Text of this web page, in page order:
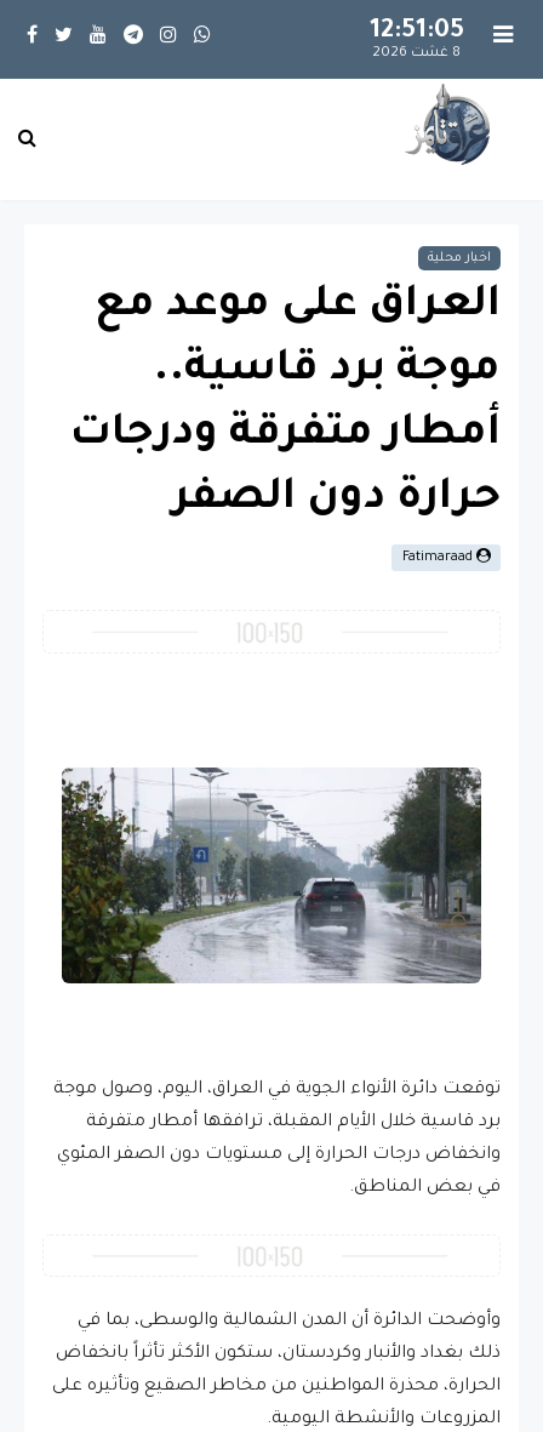
12:51:06
8 غشت 2026
اخبار محلية
العراق على موعد مع
موجة برد قاسية..
أمطار متفرقة ودرجات
حرارة دون الصفر
Fatimaraad
توقعت دائرة الأنواء الجوية في العراق، اليوم، وصول موجة
برد قاسية خلال الأيام المقبلة، ترافقها أمطار متفرقة
وانخفاض درجات الحرارة إلى مستويات دون الصفر المئوي
في بعض المناطق.
وأوضحت الدائرة أن المدن الشمالية والوسطى، بما في
ذلك بغداد والأنبار وكردستان، ستكون الأكثر تأثراً بانخفاض
الحرارة، محذرة المواطنين من مخاطر الصقيع وتأثيره على
المزروعات والأنشطة اليومية.